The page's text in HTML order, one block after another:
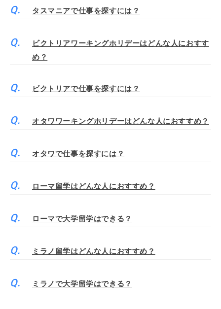
タスマニアで仕事を探すには？
ビクトリアワーキングホリデーはどんな人におすす
め？
ビクトリアで仕事を探すには？
オタワワーキングホリデーはどんな人におすすめ？
オタワで仕事を探すには？
ローマ留学はどんな人におすすめ？
ローマで大学留学はできる？
ミラノ留学はどんな人におすすめ？
ミラノで大学留学はできる？